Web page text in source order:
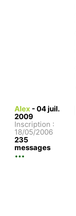
Alex - 04 juil.
2009
Inscription :
18/05/2006
235
messages